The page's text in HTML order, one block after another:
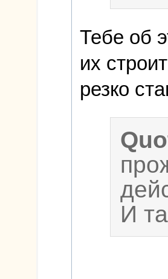
Тебе об
их
резко
И